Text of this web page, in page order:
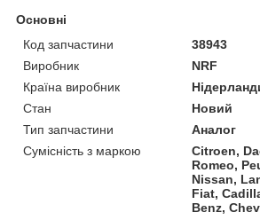
Основні
Код запчастини
38943
Виробник
NRF
Країна виробник
Стан
Новий
Тип запчастини
Аналог
Сумісність з маркою
Citroen,
Romeo,
Nissan,
Fiat,
Benz,